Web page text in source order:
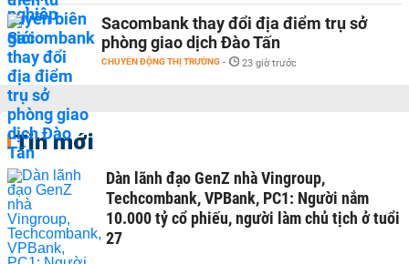
Sacombank thay đổi địa điểm trụ sở
phòng giao dịch Đào Tấn
CHUYỂN ĐỘNG THỊ TRƯỜNG - 23 giờ trước
Tin mới
Dàn lãnh đạo GenZ nhà Vingroup,
Techcombank, VPBank, PC1: Người nắm
10.000 tỷ cổ phiếu, người làm chủ tịch ở tuổi
27